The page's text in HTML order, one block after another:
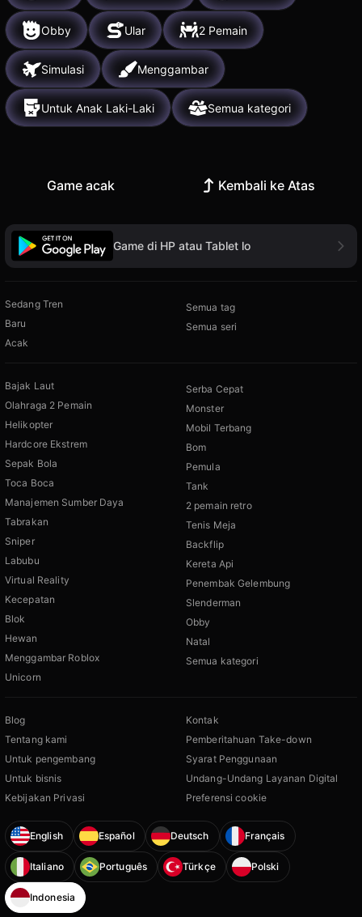
Obby Ular 2 Pemain
Simulasi Menggambar
Untuk Anak Laki-Laki Semua kategori
Game acak Kembali ke Atas
Game di HP atau Tablet lo
Sedang Tren
Baru
Acak
Semua tag
Semua seri
Bajak Laut
Olahraga 2 Pemain
Helikopter
Hardcore Ekstrem
Sepak Bola
Toca Boca
Manajemen Sumber Daya
Tabrakan
Sniper
Labubu
Virtual Reality
Kecepatan
Blok
Hewan
Menggambar Roblox
Unicorn
Serba Cepat
Monster
Mobil Terbang
Bom
Pemula
Tank
2 pemain retro
Tenis Meja
Backflip
Kereta Api
Penembak Gelembung
Slenderman
Obby
Natal
Semua kategori
Blog
Tentang kami
Untuk pengembang
Untuk bisnis
Kebijakan Privasi
Kontak
Pemberitahuan Take-down
Syarat Penggunaan
Undang-Undang Layanan Digital
Preferensi cookie
English Español Deutsch Français
Italiano Português Türkçe Polski
Indonesia